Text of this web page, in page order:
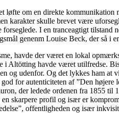
om en direkte
karakter skulle brevet være
I en tranceagtigt
genenm Louise Beck, der så i
havde der været en lokal
Altötting havde været utilfredse.
og udenfor. Og det lykkes ham
for autenticiteten af ”Den
der ledede ordenen fra 1855
skarpere profil og især er
offentligheden og især